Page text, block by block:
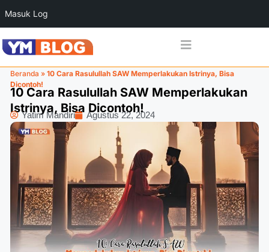
Masuk Log
Beranda » 10 Cara Rasulullah SAW Memperlakukan Istrinya, Bisa
Dicontoh!
10 Cara Rasulullah SAW Memperlakukan
Istrinya, Bisa Dicontoh!
Yatim Mandiri Agustus 22, 2024